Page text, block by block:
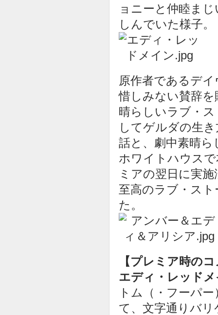
ョニーと仲睦ま
しんでいた様子。
原作者であるデ
惜しみない賛辞
晴らしいラブ・
してゲルダの生
話と、劇中素晴
ホワイトハウス
ミアの翌日に実施
至高のラブ・ス
た。
【プレミア時の
エディ・レッド
トム（・フーパ
て、文字通りバ